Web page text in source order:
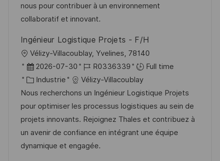
t
i
n
f
h
a
g
e
c
e
u
p
o
s
t
e
i
nous pour contribuer à un environnement
collaboratif et innovant.
Ingénieur Logistique Projets - F/H
o
c
a
l
i
s
a
Vélizy-Villacoublay, Yvelines, 78140
D
a
t
e
d
’
a
2026-07-30
R
é
f
é
r
e
n
R0336339
Full time
C
a
t
é
g
o
Industrie
Vélizy-Villacoublay
Nous recherchons un Ingénieur Logistique Projets
pour optimiser les processus logistiques au sein de
projets innovants. Rejoignez Thales et contribuez à
un avenir de confiance en intégrant une équipe
dynamique et engagée.